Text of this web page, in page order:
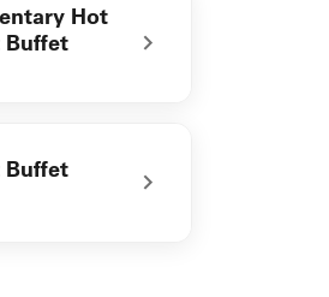
Hot
Buffet
Breakfast Buffet
Buffet